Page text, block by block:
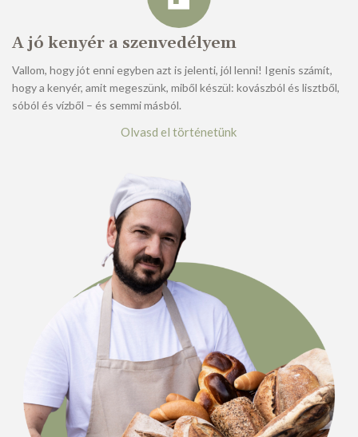
A jó kenyér a szenvedélyem
Vallom, hogy jót enni egyben azt is jelenti, jól lenni! Igenis számít,
hogy a kenyér, amit megeszünk, miből készül: kovászból és lisztből,
sóból és vízből – és semmi másból.
Olvasd el történetünk